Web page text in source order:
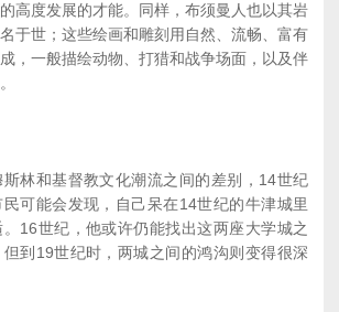
高度发展的才能。同样，布须曼人也以其岩
于世；这些绘画和雕刻用自然、流畅、富有
，一般描绘动物、打猎和战争场面，以及伴
和基督教文化潮流之间的差别，14世纪
可能会发现，自己呆在14世纪的牛津城里
16世纪，他或许仍能找出这两座大学城之
到19世纪时，两城之间的鸿沟则变得很深